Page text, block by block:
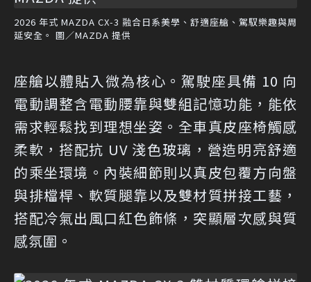
2026 年式 MAZDA CX-3 融合日系美學、舒適座艙、駕馭樂趣與周
延安全。 圖／MAZDA 提供
座艙以體貼入微為核心。駕駛座具備 10 向
電動調整含電動腰靠與雙組記憶功能，能依
需求輕鬆找到理想坐姿。全車真皮座椅觸感
柔軟，搭配抗 UV 淺色玻璃，營造明亮舒適
的乘坐環境。內裝細節則以真皮包覆方向盤
與排檔桿、軟質腿靠以及雙材質拼接工藝，
搭配冷氣出風口紅色飾條，突顯層次感與質
感氛圍。